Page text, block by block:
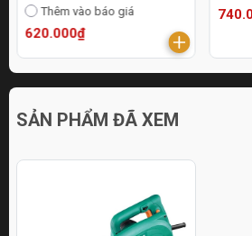
Thêm vào báo giá
620.000₫
SẢN PHẨM ĐÃ XEM